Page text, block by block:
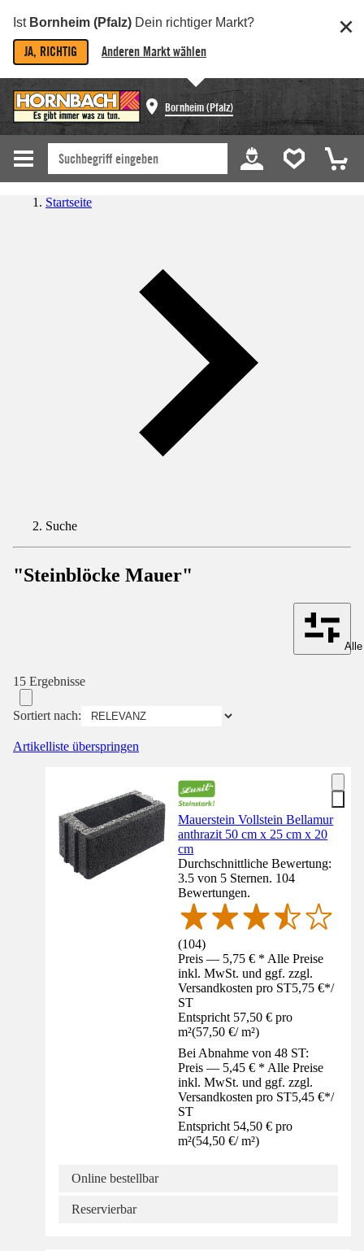
Ist Bornheim (Pfalz) Dein richtiger Markt?
JA, RICHTIG Anderen Markt wählen
Bornheim (Pfalz)
Startseite
Suche
"Steinblöcke Mauer"
15 Ergebnisse
Sortiert nach:
Artikelliste überspringen
Mauerstein Vollstein Bellamur
anthrazit 50 cm x 25 cm x 20
cm
Durchschnittliche Bewertung:
3.5 von 5 Sternen. 104
Bewertungen.
(104)
Preis — 5,75 € * Alle Preise
inkl. MwSt. und ggf. zzgl.
Versandkosten pro ST5,75 €*/
ST
Entspricht 57,50 € pro
m²(57,50 €/ m²)
Bei Abnahme von 48 ST:
Preis — 5,45 € * Alle Preise
inkl. MwSt. und ggf. zzgl.
Versandkosten pro ST5,45 €*/
ST
Entspricht 54,50 € pro
m²(54,50 €/ m²)
Online bestellbar
Reservierbar